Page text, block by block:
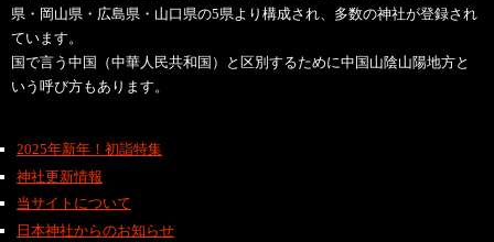
県・岡山県・広島県・山口県の5県より構成され、多数の神社が登録され
ています。
国で言う中国（中華人民共和国）と区別するために中国山陰山陽地方と
いう呼び方もあります。
2025年新年！初詣特集
神社更新情報
当サイトについて
日本神社からのお知らせ